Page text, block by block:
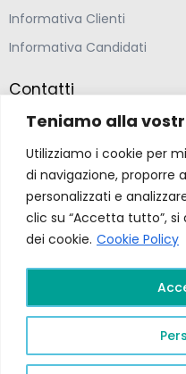
Teniamo alla
Utilizziamo i cookie per
di navigazione, proporre
personalizzati e
clic su “Accetta tutto”,
dei cookie. Cookie Policy
Informativa Clienti
Informativa Candidati
Contatti
Farmacia Ponte
Via della Solidarietà 2,
47020 Longiano, Forlì-
Farmacia Ponte
riservati a Farmacia
daGruppo Ingegneria.